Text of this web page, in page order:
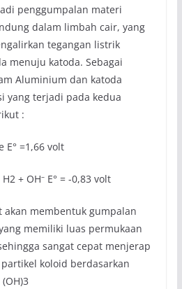
penggumpalan materi
dalam limbah cair, yang
tegangan listrik
menuju katoda. Sebagai
Aluminium dan katoda
yang terjadi pada kedua
:
E° =1,66 volt
+ OH–E° = -0,83 volt
membentuk gumpalan
memiliki luas permukaan
sangat cepat menjerap
koloid berdasarkan